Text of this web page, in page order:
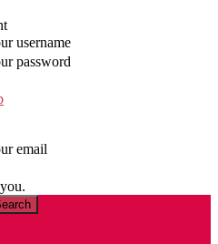
username
password
email